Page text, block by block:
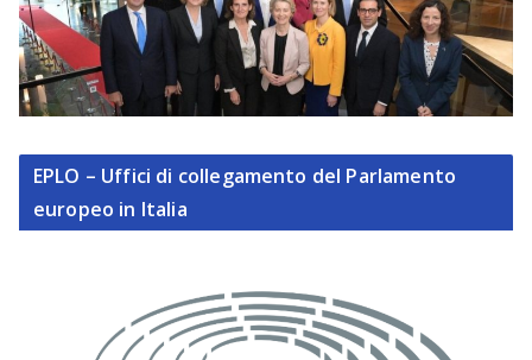
EPLO – Uffici di collegamento del Parlamento
europeo in Italia